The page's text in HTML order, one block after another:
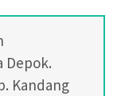
Depok.
Kandang